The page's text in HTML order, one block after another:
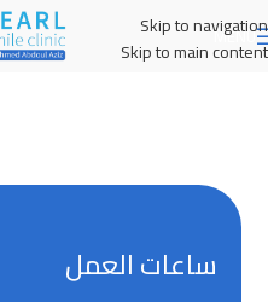
Skip to navigation
Skip to main content
MENU
ساعات العمل